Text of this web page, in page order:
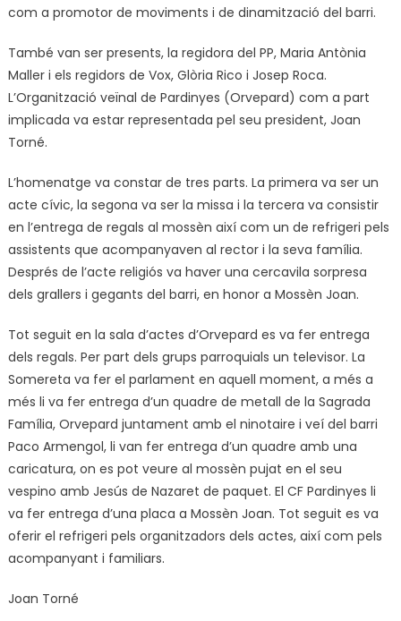
com a promotor de moviments i de dinamització del barri.
També van ser presents, la regidora del PP, Maria Antònia
Maller i els regidors de Vox, Glòria Rico i Josep Roca.
L’Organització veïnal de Pardinyes (Orvepard) com a part
implicada va estar representada pel seu president, Joan
Torné.
L’homenatge va constar de tres parts. La primera va ser un
acte cívic, la segona va ser la missa i la tercera va consistir
en l’entrega de regals al mossèn així com un de refrigeri pels
assistents que acompanyaven al rector i la seva família.
Després de l’acte religiós va haver una cercavila sorpresa
dels grallers i gegants del barri, en honor a Mossèn Joan.
Tot seguit en la sala d’actes d’Orvepard es va fer entrega
dels regals. Per part dels grups parroquials un televisor. La
Somereta va fer el parlament en aquell moment, a més a
més li va fer entrega d’un quadre de metall de la Sagrada
Família, Orvepard juntament amb el ninotaire i veí del barri
Paco Armengol, li van fer entrega d’un quadre amb una
caricatura, on es pot veure al mossèn pujat en el seu
vespino amb Jesús de Nazaret de paquet. El CF Pardinyes li
va fer entrega d’una placa a Mossèn Joan. Tot seguit es va
oferir el refrigeri pels organitzadors dels actes, així com pels
acompanyant i familiars.
Joan Torné